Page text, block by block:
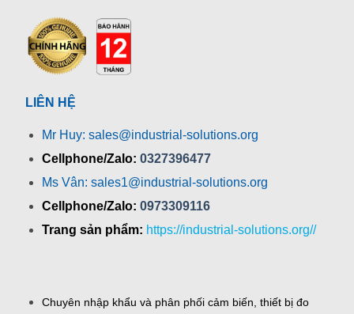
LIÊN HỆ
Mr Huy: sales@industrial-solutions.org
Cellphone/Zalo: 0327396477
Ms Vân: sales1@industrial-solutions.org
Cellphone/Zalo: 0973309116
Trang sản phẩm: https://industrial-solutions.org//
Chuyên nhập khẩu và phân phối cảm biến, thiết bị đo